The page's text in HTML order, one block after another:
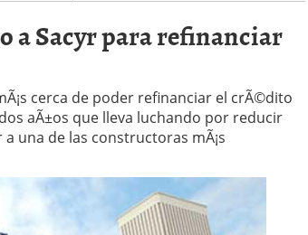
la obligación que muchas empresas
tarde
20/07/2026
Saber los Traders Mexicanos Antes de
a Sacyr para refinanciar
cerca de poder refinanciar el crÃ©dito
aÃ±os que lleva luchando por reducir
una de las constructoras mÃ¡s